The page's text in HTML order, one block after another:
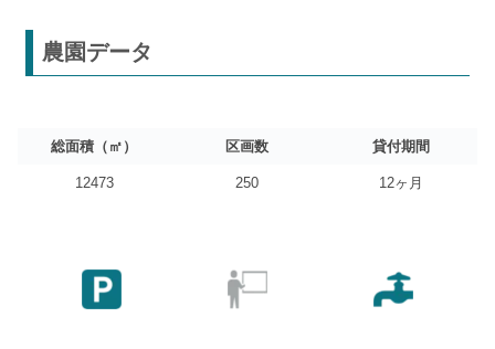
農園データ
総面積（㎡） 区画数 貸付期間
12473 250 12ヶ月